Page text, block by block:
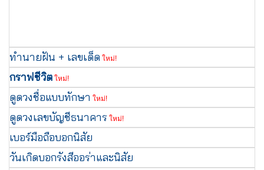
ทำนายฝัน + เลขเด็ด ใหม่!
กราฟชีวิต ใหม่!
ดูดวงชื่อแบบทักษา ใหม่!
ดูดวงเลขบัญชีธนาคาร ใหม่!
เบอร์มือถือบอกนิสัย
วันเกิดบอกรังสีออร่าและนิสัย